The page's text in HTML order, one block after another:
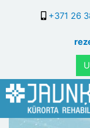
+371 26